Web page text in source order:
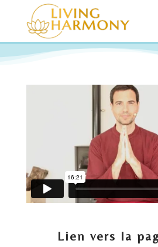
Lien vers la